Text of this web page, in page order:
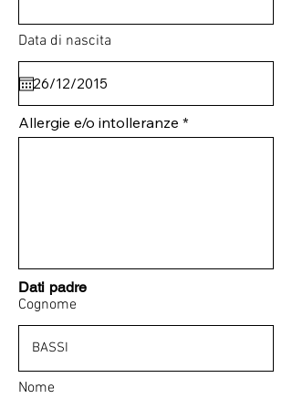
Data di nascita
Allergie e/o intolleranze
Dati padre
Cognome
Nome